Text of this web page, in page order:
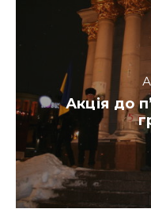
Акція до